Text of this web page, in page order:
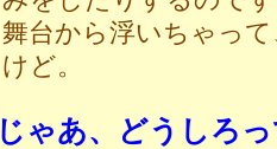
舞台から浮いちゃっ
けど。
じゃあ、どうしろ